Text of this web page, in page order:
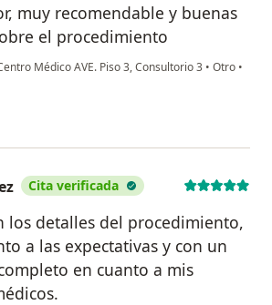
muy recomendable y buenas
el procedimiento
Médico AVE. Piso 3, Consultorio 3 • Otro •
Zúñiga
Cita verificada
los detalles del procedimiento,
a las expectativas y con un
en cuanto a mis